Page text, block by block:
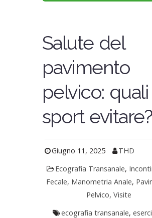
Salute del
pavimento
pelvico: quali
sport evitare?
Giugno 11, 2025
THD
Ecografia Transanale,
Fecale, Manometria Anale,
Pelvico, Visite
ecografia transanale,